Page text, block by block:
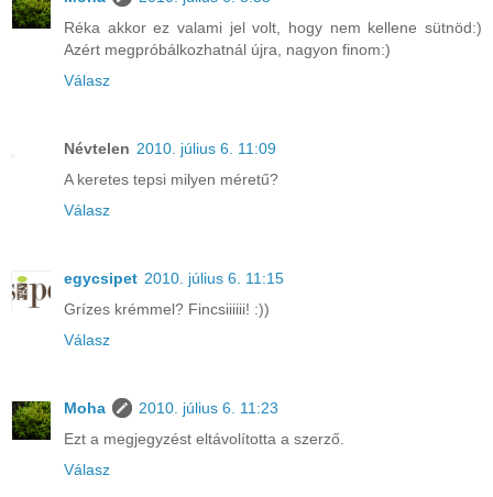
Réka akkor ez valami jel volt, hogy nem kellene sütnöd:)
Azért megpróbálkozhatnál újra, nagyon finom:)
Válasz
Névtelen 2010. július 6. 11:09
A keretes tepsi milyen méretű?
Válasz
egycsipet 2010. július 6. 11:15
Grízes krémmel? Fincsiiiiii! :))
Válasz
Moha
2010. július 6. 11:23
Ezt a megjegyzést eltávolította a szerző.
Válasz